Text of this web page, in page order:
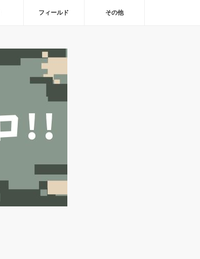
フィールド その他